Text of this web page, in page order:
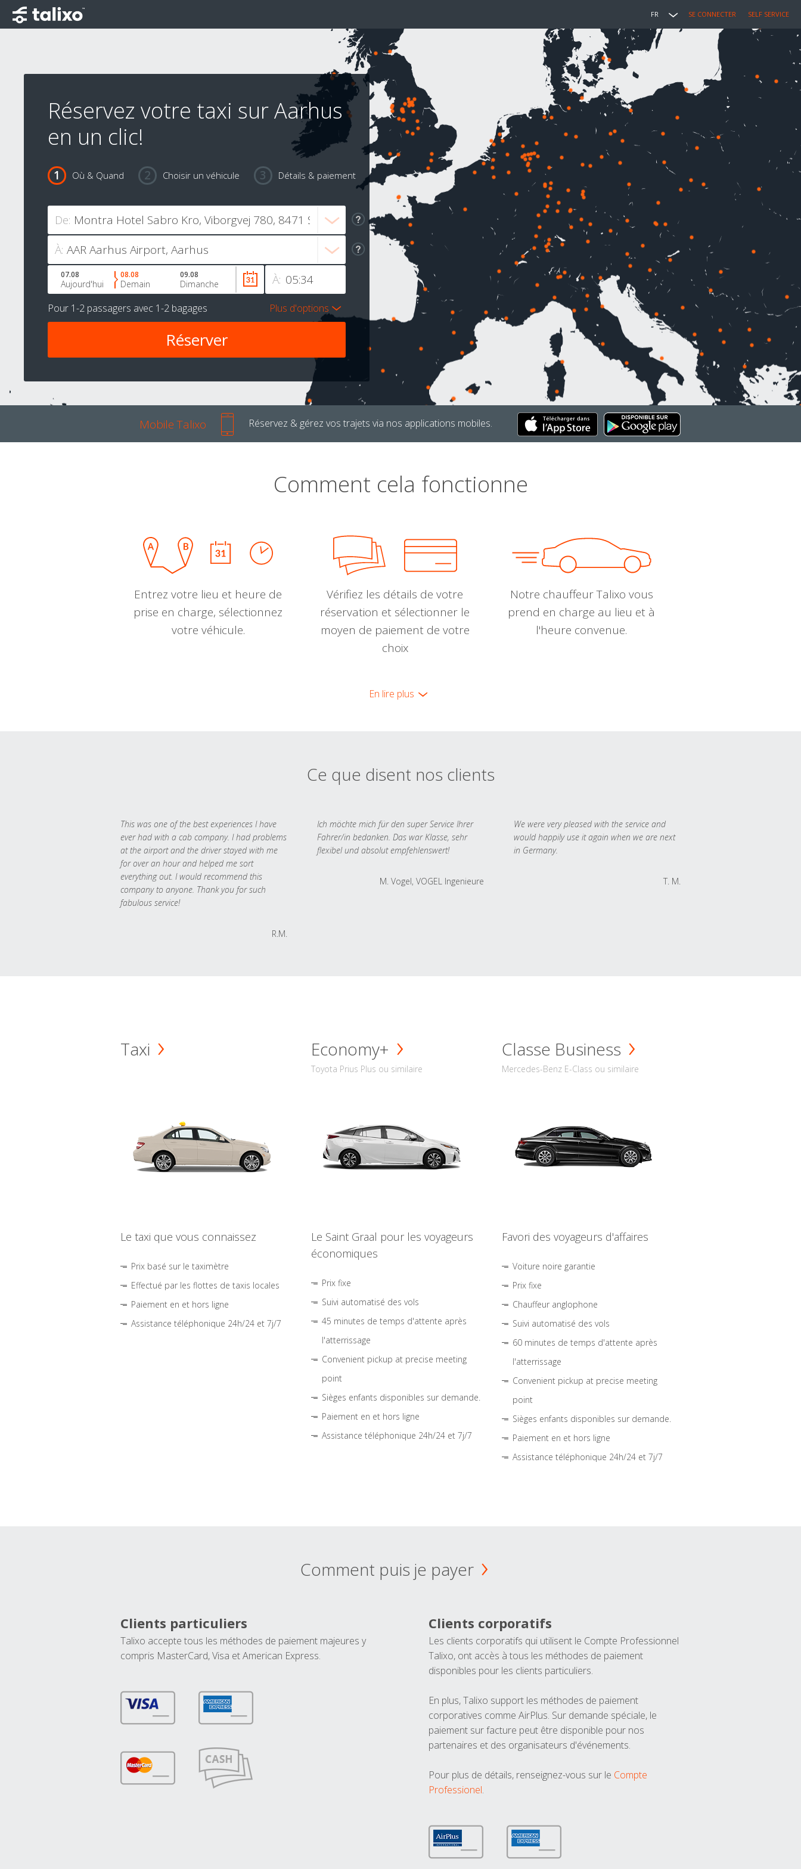
FR SE CONNECTER SELF SERVICE
Réservez votre taxi sur Aarhus
en un clic!
Où & Quand Choisir un véhicule Détails & paiement
De:
À:
À:
07.08
Aujourd'hui
08.08
Demain
09.08
Dimanche
Pour 1-2 passagers avec 1-2 bagages Plus d'options
Mobile Talixo Réservez & gérez vos trajets via nos applications mobiles.
Comment cela fonctionne
Entrez votre lieu et heure de
prise en charge, sélectionnez
votre véhicule.
Vérifiez les détails de votre
réservation et sélectionner le
moyen de paiement de votre
choix
Notre chauffeur Talixo vous
prend en charge au lieu et à
l'heure convenue.
En lire plus
Ce que disent nos clients
This was one of the best experiences I have
ever had with a cab company. I had problems
at the airport and the driver stayed with me
for over an hour and helped me sort
everything out. I would recommend this
company to anyone. Thank you for such
fabulous service!
R.M.
Ich möchte mich für den super Service Ihrer
Fahrer/in bedanken. Das war Klasse, sehr
flexibel und absolut empfehlenswert!
M. Vogel, VOGEL Ingenieure
We were very pleased with the service and
would happily use it again when we are next
in Germany.
T. M.
Taxi
Le taxi que vous connaissez
Prix basé sur le taximètre
Effectué par les flottes de taxis locales
Paiement en et hors ligne
Assistance téléphonique 24h/24 et 7j/7
Economy+
Toyota Prius Plus ou similaire
Le Saint Graal pour les voyageurs
économiques
Prix fixe
Suivi automatisé des vols
45 minutes de temps d'attente après
l'atterrissage
Convenient pickup at precise meeting
point
Sièges enfants disponibles sur demande.
Paiement en et hors ligne
Assistance téléphonique 24h/24 et 7j/7
Classe Business
Mercedes-Benz E-Class ou similaire
Favori des voyageurs d'affaires
Voiture noire garantie
Prix fixe
Chauffeur anglophone
Suivi automatisé des vols
60 minutes de temps d'attente après
l'atterrissage
Convenient pickup at precise meeting
point
Sièges enfants disponibles sur demande.
Paiement en et hors ligne
Assistance téléphonique 24h/24 et 7j/7
Comment puis je payer
Clients particuliers
Talixo accepte tous les méthodes de paiement majeures y
compris MasterCard, Visa et American Express.
Clients corporatifs
Les clients corporatifs qui utilisent le Compte Professionnel
Talixo, ont accès à tous les méthodes de paiement
disponibles pour les clients particuliers.
En plus, Talixo support les méthodes de paiement
corporatives comme AirPlus. Sur demande spéciale, le
paiement sur facture peut être disponible pour nos
partenaires et des organisateurs d'événements.
Pour plus de détails, renseignez-vous sur le Compte
Professionel.